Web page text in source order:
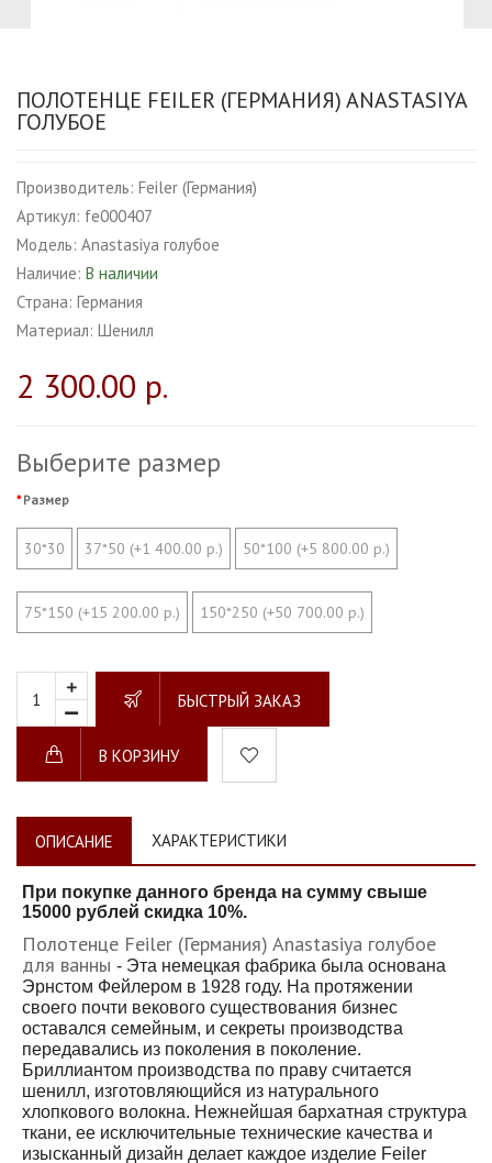
ПОЛОТЕНЦЕ FEILER (ГЕРМАНИЯ) ANASTASIYA
ГОЛУБОЕ
Производитель: Feiler (Германия)
Артикул: fe000407
Модель: Anastasiya голубое
Наличие: В наличии
Страна: Германия
Материал: Шенилл
2 300.00 р.
Выберите размер
Размер
30*30 37*50 (+1 400.00 р.) 50*100 (+5 800.00 р.)
75*150 (+15 200.00 р.) 150*250 (+50 700.00 р.)
БЫСТРЫЙ ЗАКАЗ
В КОРЗИНУ
ОПИСАНИЕ ХАРАКТЕРИСТИКИ
При покупке данного бренда на сумму свыше
15000 рублей скидка 10%.
Полотенце Feiler (Германия) Anastasiya голубое
для ванны - Эта немецкая фабрика была основана
Эрнстом Фейлером в 1928 году. На протяжении
своего почти векового существования бизнес
оставался семейным, и секреты производства
передавались из поколения в поколение.
Бриллиантом производства по праву считается
шенилл, изготовляющийся из натурального
хлопкового волокна. Нежнейшая бархатная структура
ткани, ее исключительные технические качества и
изысканный дизайн делает каждое изделие Feiler